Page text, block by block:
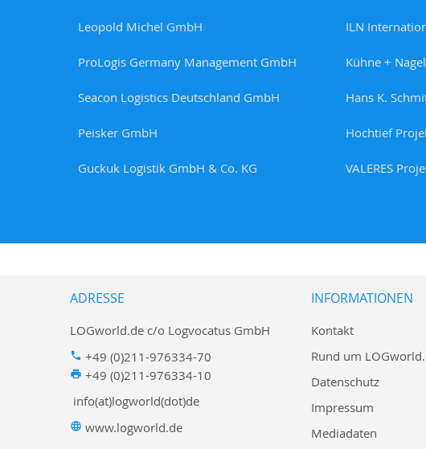
Leopold Michel GmbH ILN
ProLogis Germany Management GmbH Kühne +
Seacon Logistics Deutschland GmbH Hans K.
Peisker GmbH Hochtief
Guckuk Logistik GmbH & Co. KG VALERES
ADRESSE
LOGworld.de c/o Logvocatus GmbH
+49 (0)211-976334-70
+49 (0)211-976334-10
info(at)logworld(dot)de
www.logworld.de
INFORMATIONEN
Kontakt
Rund um
Datenschutz
Impressum
Mediadaten